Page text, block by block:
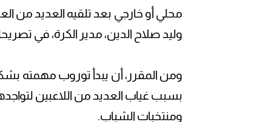
محلي أو خارجي بعد تلقيه العديد من
وليد صلاح الدين، مدير الكرة، في
ومن المقرر، أن يبدأ توروب مهمته
بسبب غياب العديد من اللاعبين
ومنتخبات الشباب.